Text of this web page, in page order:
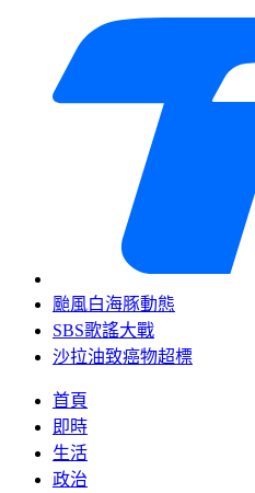
颱風白海豚動態
SBS歌謠大戰
沙拉油致癌物超標
首頁
即時
生活
政治